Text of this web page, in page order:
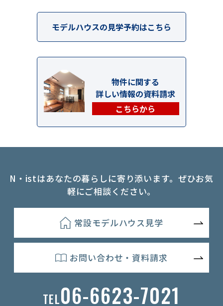
モデルハウスの見学予約はこちら
物件に関する
詳しい情報の資料請求
こちらから
N・istはあなたの暮らしに寄り添います。ぜひお気
軽にご相談ください。
常設モデルハウス見学
お問い合わせ・資料請求
TEL06-6623-7021